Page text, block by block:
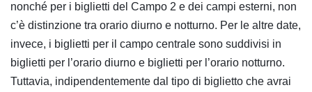
nonché per i biglietti del Campo 2 e dei campi esterni, non
c’è distinzione tra orario diurno e notturno. Per le altre date,
invece, i biglietti per il campo centrale sono suddivisi in
biglietti per l’orario diurno e biglietti per l’orario notturno.
Tuttavia, indipendentemente dal tipo di biglietto che avrai